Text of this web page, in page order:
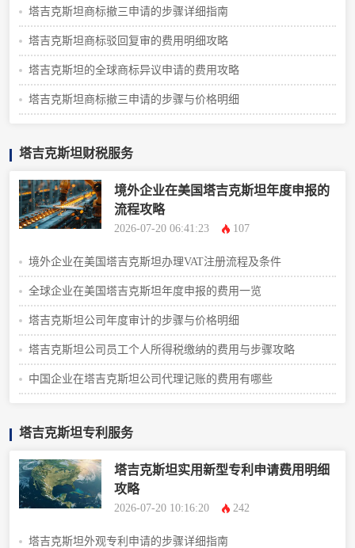
塔吉克斯坦商标撤三申请的步骤详细指南
塔吉克斯坦商标驳回复审的费用明细攻略
塔吉克斯坦的全球商标异议申请的费用攻略
塔吉克斯坦商标撤三申请的步骤与价格明细
塔吉克斯坦财税服务
境外企业在美国塔吉克斯坦年度申报的
流程攻略
2026-07-20 06:41:23 107
境外企业在美国塔吉克斯坦办理VAT注册流程及条件
全球企业在美国塔吉克斯坦年度申报的费用一览
塔吉克斯坦公司年度审计的步骤与价格明细
塔吉克斯坦公司员工个人所得税缴纳的费用与步骤攻略
中国企业在塔吉克斯坦公司代理记账的费用有哪些
塔吉克斯坦专利服务
塔吉克斯坦实用新型专利申请费用明细
攻略
2026-07-20 10:16:20 242
塔吉克斯坦外观专利申请的步骤详细指南